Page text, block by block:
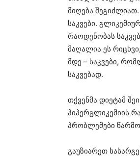
მიღება
საკვები.
რაოდენობას
მაღალია ეს
მდე – საკვები,
საკვებად.
თქვენმა დიეტამ
ჰიპერგლიკემიის
პრობლემები
გაუზიარეთ